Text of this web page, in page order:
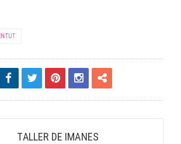
TALLER DE IMANES